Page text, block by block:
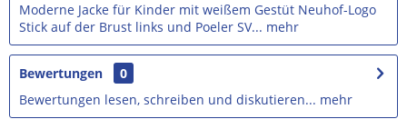
Moderne Jacke für Kinder mit weißem Gestüt Neuhof-Logo
Stick auf der Brust links und Poeler SV... mehr
Bewertungen
0
Bewertungen lesen, schreiben und diskutieren... mehr